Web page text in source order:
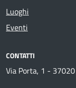
Luoghi
Eventi
CONTATTI
Via Porta, 1 -